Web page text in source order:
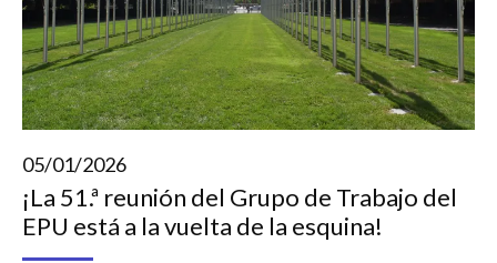
05/01/2026
¡La 51.ª reunión del Grupo de Trabajo del
EPU está a la vuelta de la esquina!